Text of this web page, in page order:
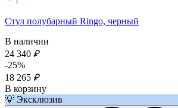
Стул полубарный Ringo, черный
В наличии
24 340 ₽
-25%
18 265 ₽
В корзину
💡 Эксклюзив